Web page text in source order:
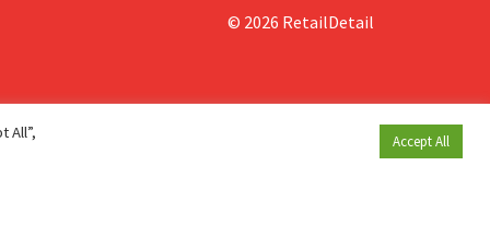
© 2026 RetailDetail
All”,
Accept All